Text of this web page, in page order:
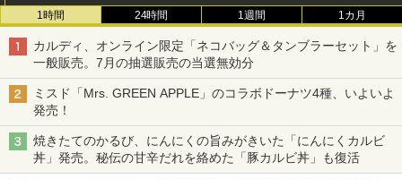
1時間 24時間 1週間 1カ月
カルディ、オンライン限定「ネコバッグ＆タンブラーセット」を
一般販売。7月の抽選販売の当選無効分
ミスド「Mrs. GREEN APPLE」のコラボドーナツ4種、いよいよ
発売！
焼きたてのかるび、にんにくの旨みがきいた「にんにくカルビ
丼」発売。秘伝の甘辛だれを絡めた「豚カルビ丼」も復活